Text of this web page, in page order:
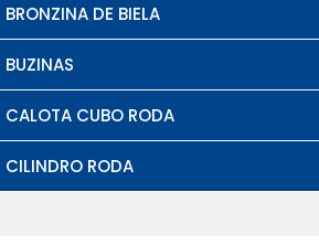
BRONZINA DE BIELA
BUZINAS
CALOTA CUBO RODA
CILINDRO RODA